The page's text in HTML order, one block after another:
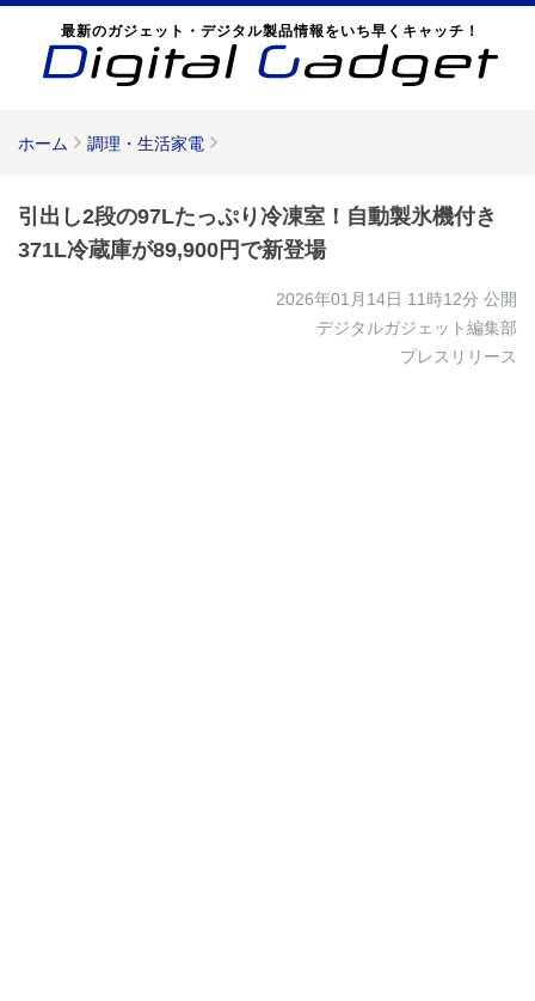
最新のガジェット・デジタル製品情報をいち早くキャッチ！
ホーム 調理・生活家電
引出し2段の97Lたっぷり冷凍室！自動製氷機付き
371L冷蔵庫が89,900円で新登場
2026年01月14日 11時12分 公開
デジタルガジェット編集部
プレスリリース